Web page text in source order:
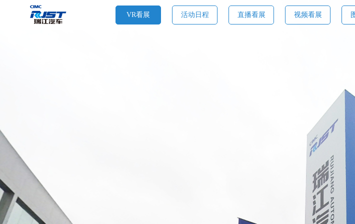
VR看展 活动日程 直播看展 视频看展